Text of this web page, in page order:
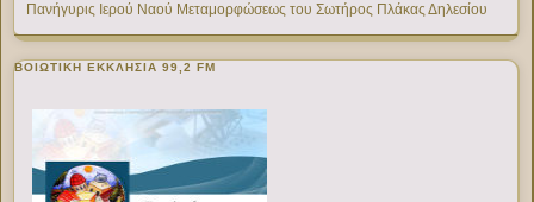
Πανήγυρις Ιερού Ναού Μεταμορφώσεως του Σωτήρος Πλάκας Δηλεσίου
ΒΟΙΩΤΙΚΉ ΕΚΚΛΗΣΊΑ 99,2 FM